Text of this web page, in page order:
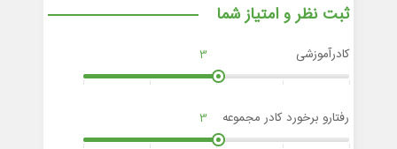
ثبت نظر و امتیاز شما
کادرآموزشی 3
رفتارو برخورد کادر مجموعه 3